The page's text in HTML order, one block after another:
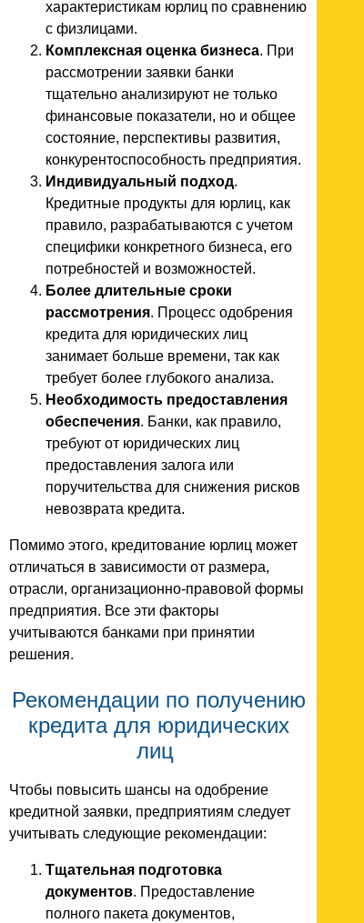
характеристикам юрлиц по сравнению
с физлицами.
Комплексная оценка бизнеса. При
рассмотрении заявки банки
тщательно анализируют не только
финансовые показатели, но и общее
состояние, перспективы развития,
конкурентоспособность предприятия.
Индивидуальный подход.
Кредитные продукты для юрлиц, как
правило, разрабатываются с учетом
специфики конкретного бизнеса, его
потребностей и возможностей.
Более длительные сроки
рассмотрения. Процесс одобрения
кредита для юридических лиц
занимает больше времени, так как
требует более глубокого анализа.
Необходимость предоставления
обеспечения. Банки, как правило,
требуют от юридических лиц
предоставления залога или
поручительства для снижения рисков
невозврата кредита.
Помимо этого, кредитование юрлиц может
отличаться в зависимости от размера,
отрасли, организационно-правовой формы
предприятия. Все эти факторы
учитываются банками при принятии
решения.
Рекомендации по получению
кредита для юридических
лиц
Чтобы повысить шансы на одобрение
кредитной заявки, предприятиям следует
учитывать следующие рекомендации:
Тщательная подготовка
документов. Предоставление
полного пакета документов,